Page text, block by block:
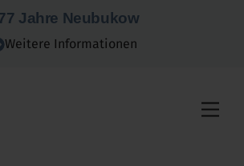
Jahre Neubukow
Weitere Informationen